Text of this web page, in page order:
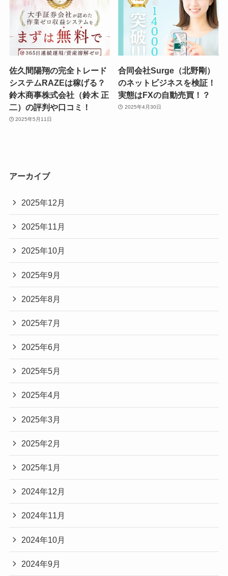
佐久間陽翔の完全トレード
システムRAZEは稼げる？
鈴木商事株式会社（鈴木 正
二）の評判や口コミ！
2025年5月11日
合同会社Surge（北野剛）
のネットビジネスを検証！
実態はFXの自動売買！？
2025年4月30日
アーカイブ
2025年12月
2025年11月
2025年10月
2025年9月
2025年8月
2025年7月
2025年6月
2025年5月
2025年4月
2025年3月
2025年2月
2025年1月
2024年12月
2024年11月
2024年10月
2024年9月